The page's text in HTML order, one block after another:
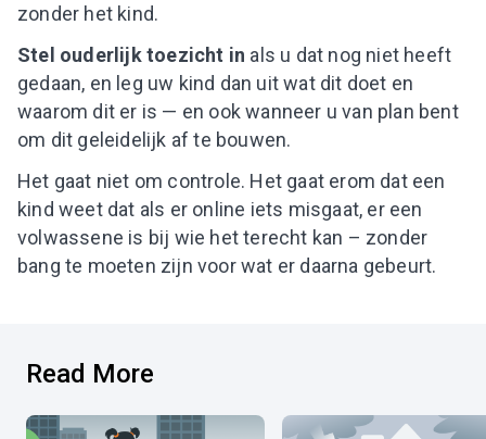
zonder het kind.
Stel ouderlijk toezicht in als u dat nog niet heeft
gedaan, en leg uw kind dan uit wat dit doet en
waarom dit er is — en ook wanneer u van plan bent
om dit geleidelijk af te bouwen.
Het gaat niet om controle. Het gaat erom dat een
kind weet dat als er online iets misgaat, er een
volwassene is bij wie het terecht kan – zonder
bang te moeten zijn voor wat er daarna gebeurt.
Read More